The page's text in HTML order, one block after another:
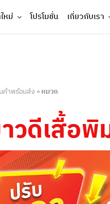
หม่ โปรโมชั่น เกี่ยวกับเรา
ค้าพร้อมส่ง »หมวก
วดีเสื้อ